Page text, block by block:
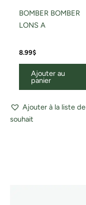
BOMBER BOMBER
LONS A
8.99$
Ajouter au
panier
Ajouter à la liste de
souhait